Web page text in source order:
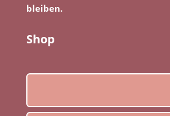
bleiben.
Shop